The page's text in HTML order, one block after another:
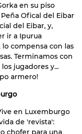
en su piso
Ofical del Eibar
del Eibar, y,
ir a Ipurua
compensa con las
Terminamos con
jugadores y...
armero!
en Luxemburgo
de 'revista':
chofer para una